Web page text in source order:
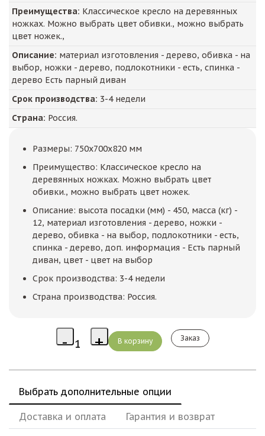
Преимущества: Классическое кресло на деревянных
ножках. Можно выбрать цвет обивки., можно выбрать
цвет ножек.,
Описание: материал изготовления - дерево, обивка - на
выбор, ножки - дерево, подлокотники - есть, спинка -
дерево Есть парный диван
Срок производства: 3-4 недели
Страна: Россия.
Размеры: 750x700x820 мм
Преимущество: Классическое кресло на
деревянных ножках. Можно выбрать цвет
обивки., можно выбрать цвет ножек.
Описание: высота посадки (мм) - 450, масса (кг) -
12, материал изготовления - дерево, ножки -
дерево, обивка - на выбор, подлокотники - есть,
спинка - дерево, доп. информация - Есть парный
диван, цвет - цвет на выбор
Срок производства: 3-4 недели
Страна производства: Россия.
Заказ
Выбрать дополнительные опции
Доставка и оплата Гарантия и возврат